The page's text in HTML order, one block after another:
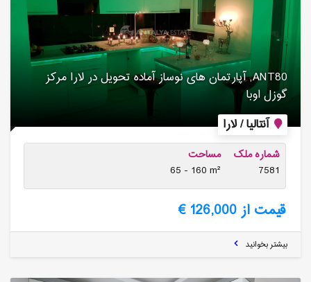
آنتالیا / لارا
ANT80, آپارتمان های نوساز آماده تحویل در لارا مرکز
گوزل اوبا
شماره ملک
7581
مساحت
65 - 160 m²
قیمت از 126,000 €
بیشتر بخوانید